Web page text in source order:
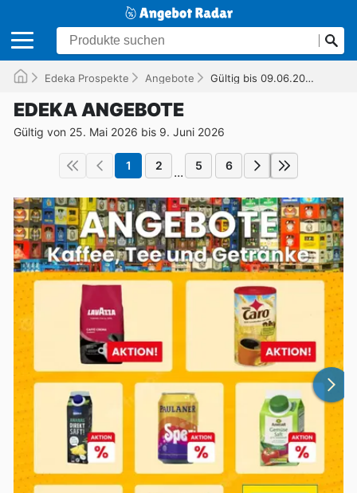
Edeka Prospekte Angebote Gültig bis 09.06.2026
EDEKA ANGEBOTE
Gültig von 25. Mai 2026 bis 9. Juni 2026
1 2 ... 5 6